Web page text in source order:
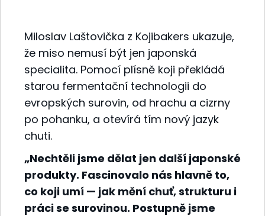
Miloslav Laštovička z Kojibakers ukazuje,
že miso nemusí být jen japonská
specialita. Pomocí plísně koji překládá
starou fermentační technologii do
evropských surovin, od hrachu a cizrny
po pohanku, a otevírá tím nový jazyk
chuti.
„Nechtěli jsme dělat jen další japonské
produkty. Fascinovalo nás hlavně to,
co koji umí — jak mění chuť, strukturu i
práci se surovinou. Postupně jsme